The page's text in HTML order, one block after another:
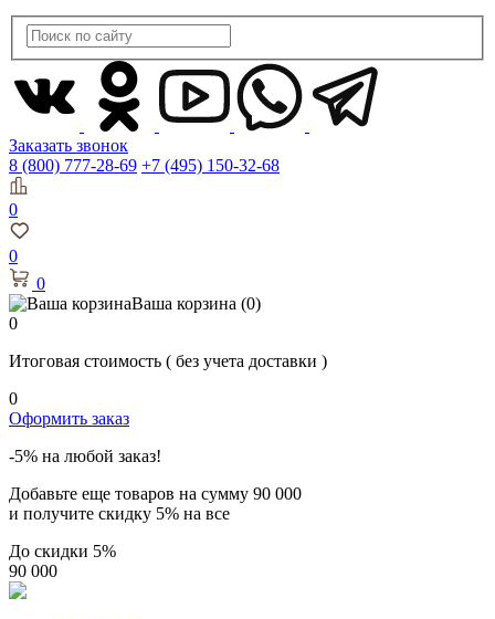
Заказать звонок
8 (800) 777-28-69 +7 (495) 150-32-68
0
0
0
Ваша корзина (0)
0
Итоговая стоимость ( без учета доставки )
0
Оформить заказ
-5% на любой заказ!
Добавьте еще товаров на сумму 90 000
и получите скидку 5% на все
До скидки 5%
90 000